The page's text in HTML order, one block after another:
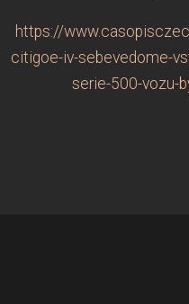
https://
citigoe-iv-sebevedome-
serie-500-vozu-